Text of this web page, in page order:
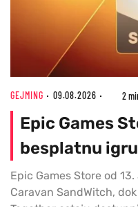
GEJMING 09.08.2026 2
Epic Games
besplatnu
Epic Games Store od
Caravan SandWitch,